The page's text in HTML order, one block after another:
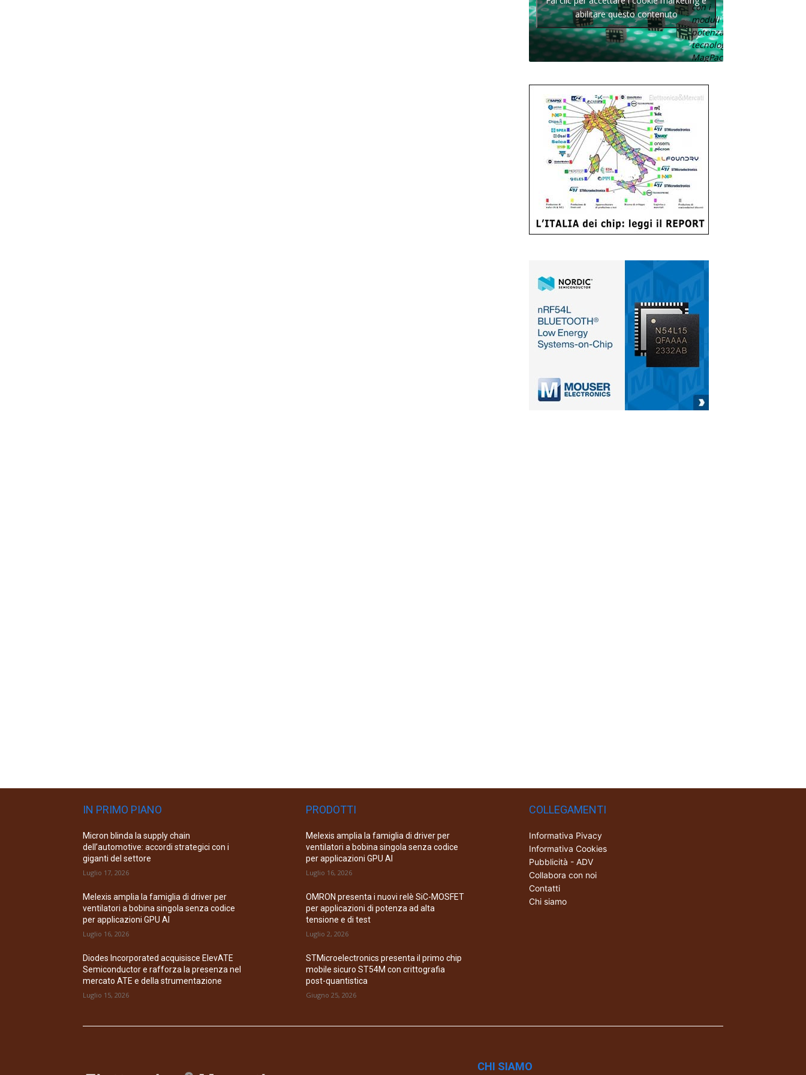
con i
moduli di
potenza con
tecnologia
MagPack.
abilitare questo contenuto
IN PRIMO PIANO
Micron blinda la supply chain
dell’automotive: accordi strategici con i
giganti del settore
Luglio 17, 2026
Melexis amplia la famiglia di driver per
ventilatori a bobina singola senza codice
per applicazioni GPU AI
Luglio 16, 2026
Diodes Incorporated acquisisce ElevATE
Semiconductor e rafforza la presenza nel
mercato ATE e della strumentazione
Luglio 15, 2026
PRODOTTI
Melexis amplia la famiglia di driver per
ventilatori a bobina singola senza codice
per applicazioni GPU AI
Luglio 16, 2026
OMRON presenta i nuovi relè SiC-MOSFET
per applicazioni di potenza ad alta
tensione e di test
Luglio 2, 2026
STMicroelectronics presenta il primo chip
mobile sicuro ST54M con crittografia
post-quantistica
Giugno 25, 2026
COLLEGAMENTI
Informativa Pivacy
Informativa Cookies
Pubblicità - ADV
Collabora con noi
Contatti
Chi siamo
CHI SIAMO